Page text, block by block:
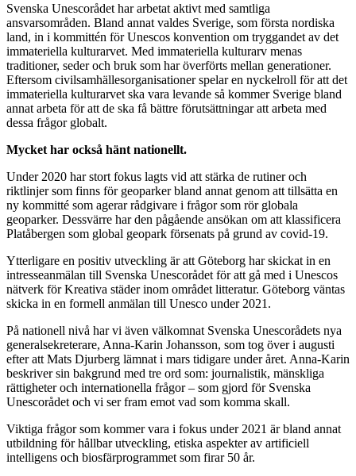
Svenska Unescorådet har arbetat aktivt med samtliga
ansvarsområden. Bland annat valdes Sverige, som första nordiska
land, in i kommittén för Unescos konvention om tryggandet av det
immateriella kulturarvet. Med immateriella kulturarv menas
traditioner, seder och bruk som har överförts mellan generationer.
Eftersom civilsamhällesorganisationer spelar en nyckelroll för att det
immateriella kulturarvet ska vara levande så kommer Sverige bland
annat arbeta för att de ska få bättre förutsättningar att arbeta med
dessa frågor globalt.
Mycket har också hänt nationellt.
Under 2020 har stort fokus lagts vid att stärka de rutiner och
riktlinjer som finns för geoparker bland annat genom att tillsätta en
ny kommitté som agerar rådgivare i frågor som rör globala
geoparker. Dessvärre har den pågående ansökan om att klassificera
Platåbergen som global geopark försenats på grund av covid-19.
Ytterligare en positiv utveckling är att Göteborg har skickat in en
intresseanmälan till Svenska Unescorådet för att gå med i Unescos
nätverk för Kreativa städer inom området litteratur. Göteborg väntas
skicka in en formell anmälan till Unesco under 2021.
På nationell nivå har vi även välkomnat Svenska Unescorådets nya
generalsekreterare, Anna-Karin Johansson, som tog över i augusti
efter att Mats Djurberg lämnat i mars tidigare under året. Anna-Karin
beskriver sin bakgrund med tre ord som: journalistik, mänskliga
rättigheter och internationella frågor – som gjord för Svenska
Unescorådet och vi ser fram emot vad som komma skall.
Viktiga frågor som kommer vara i fokus under 2021 är bland annat
utbildning för hållbar utveckling, etiska aspekter av artificiell
intelligens och biosfärprogrammet som firar 50 år.